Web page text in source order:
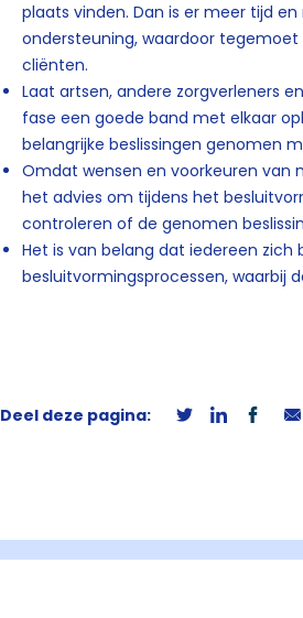
plaats vinden. Dan is er meer tijd
ondersteuning, waardoor
cliënten.
Laat artsen, andere zorgverleners
fase een goede band met elkaar
belangrijke beslissingen genomen
Omdat wensen en voorkeuren van
het advies om tijdens het
controleren of de genomen
Het is van belang dat iedereen
besluitvormingsprocessen, waarbij
Deel deze pagina: